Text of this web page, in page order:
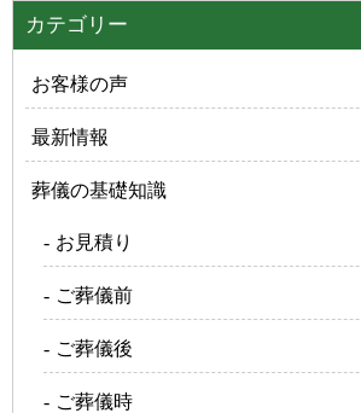
カテゴリー
お客様の声
最新情報
葬儀の基礎知識
お見積り
ご葬儀前
ご葬儀後
ご葬儀時